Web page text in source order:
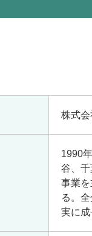
株式会
1990
谷、
事業
る。
実に成